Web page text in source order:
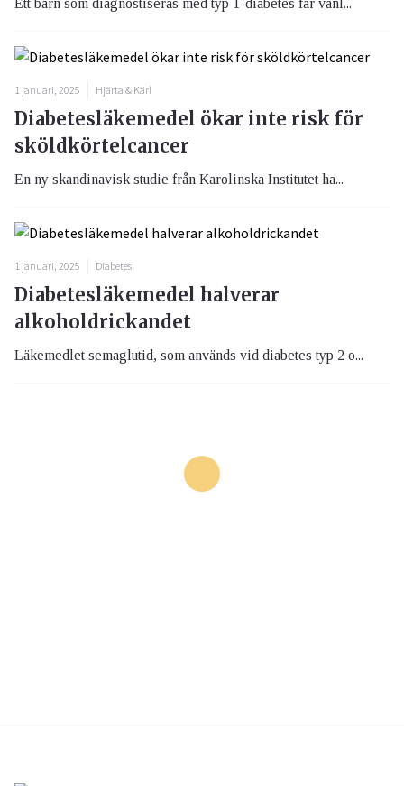
Ett barn som diagnostiseras med typ 1-diabetes får vanl...
1 januari, 2025 Hjärta & Kärl
Diabetesläkemedel ökar inte risk för
sköldkörtelcancer
En ny skandinavisk studie från Karolinska Institutet ha...
1 januari, 2025 Diabetes
Diabetesläkemedel halverar
alkoholdrickandet
Läkemedlet semaglutid, som används vid diabetes typ 2 o...